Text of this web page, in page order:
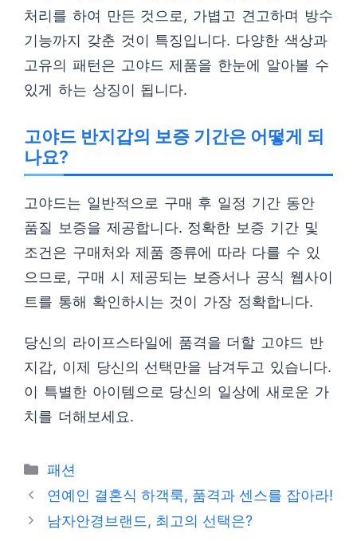
처리를 하여 만든 것으로, 가볍고 견고하며 방수
기능까지 갖춘 것이 특징입니다. 다양한 색상과
고유의 패턴은 고야드 제품을 한눈에 알아볼 수
있게 하는 상징이 됩니다.
고야드 반지갑의 보증 기간은 어떻게 되
나요?
고야드는 일반적으로 구매 후 일정 기간 동안
품질 보증을 제공합니다. 정확한 보증 기간 및
조건은 구매처와 제품 종류에 따라 다를 수 있
으므로, 구매 시 제공되는 보증서나 공식 웹사이
트를 통해 확인하시는 것이 가장 정확합니다.
당신의 라이프스타일에 품격을 더할 고야드 반
지갑, 이제 당신의 선택만을 남겨두고 있습니다.
이 특별한 아이템으로 당신의 일상에 새로운 가
치를 더해보세요.
카
테
리
패션
연예인 결혼식 하객룩, 품격과 센스를 잡아라!
남자안경브랜드, 최고의 선택은?